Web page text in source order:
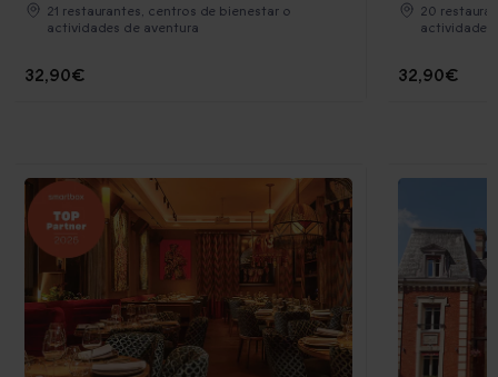
21 restaurantes, centros de bienestar o
actividades de aventura
32,90€
20
actividades
32,90€